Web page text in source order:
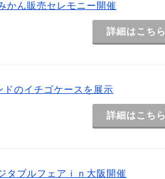
かん販売セレモニー開催
詳細はこちら
ドのイチゴケースを展示
詳細はこちら
タブルフェアｉｎ大阪開催